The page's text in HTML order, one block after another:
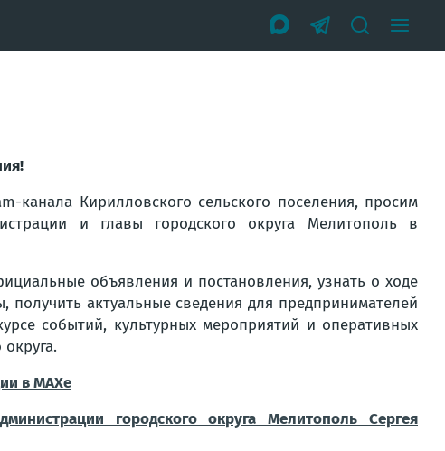
канала Кирилловского сельского поселения, просим
и главы городского округа Мелитополь в
объявления и постановления, узнать о ходе
получить актуальные сведения для предпринимателей
событий, культурных мероприятий и оперативных
в МАХе
городского округа Мелитополь Сергея